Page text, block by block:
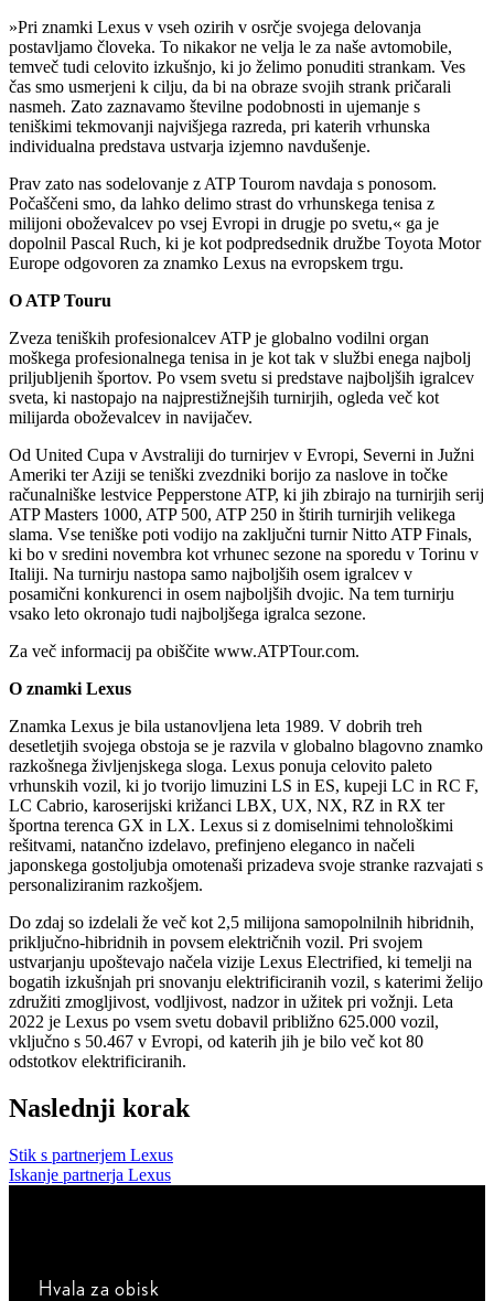
»Pri znamki Lexus v vseh ozirih v osrčje svojega delovanja
postavljamo človeka. To nikakor ne velja le za naše avtomobile,
temveč tudi celovito izkušnjo, ki jo želimo ponuditi strankam. Ves
čas smo usmerjeni k cilju, da bi na obraze svojih strank pričarali
nasmeh. Zato zaznavamo številne podobnosti in ujemanje s
teniškimi tekmovanji najvišjega razreda, pri katerih vrhunska
individualna predstava ustvarja izjemno navdušenje.
Prav zato nas sodelovanje z ATP Tourom navdaja s ponosom.
Počaščeni smo, da lahko delimo strast do vrhunskega tenisa z
milijoni oboževalcev po vsej Evropi in drugje po svetu,« ga je
dopolnil Pascal Ruch, ki je kot podpredsednik družbe Toyota Motor
Europe odgovoren za znamko Lexus na evropskem trgu.
O ATP Touru
Zveza teniških profesionalcev ATP je globalno vodilni organ
moškega profesionalnega tenisa in je kot tak v službi enega najbolj
priljubljenih športov. Po vsem svetu si predstave najboljših igralcev
sveta, ki nastopajo na najprestižnejših turnirjih, ogleda več kot
milijarda oboževalcev in navijačev.
Od United Cupa v Avstraliji do turnirjev v Evropi, Severni in Južni
Ameriki ter Aziji se teniški zvezdniki borijo za naslove in točke
računalniške lestvice Pepperstone ATP, ki jih zbirajo na turnirjih serij
ATP Masters 1000, ATP 500, ATP 250 in štirih turnirjih velikega
slama. Vse teniške poti vodijo na zaključni turnir Nitto ATP Finals,
ki bo v sredini novembra kot vrhunec sezone na sporedu v Torinu v
Italiji. Na turnirju nastopa samo najboljših osem igralcev v
posamični konkurenci in osem najboljših dvojic. Na tem turnirju
vsako leto okronajo tudi najboljšega igralca sezone.
Za več informacij pa obiščite www.ATPTour.com.
O znamki Lexus
Znamka Lexus je bila ustanovljena leta 1989. V dobrih treh
desetletjih svojega obstoja se je razvila v globalno blagovno znamko
razkošnega življenjskega sloga. Lexus ponuja celovito paleto
vrhunskih vozil, ki jo tvorijo limuzini LS in ES, kupeji LC in RC F,
LC Cabrio, karoserijski križanci LBX, UX, NX, RZ in RX ter
športna terenca GX in LX. Lexus si z domiselnimi tehnološkimi
rešitvami, natančno izdelavo, prefinjeno eleganco in načeli
japonskega gostoljubja omotenaši prizadeva svoje stranke razvajati s
personaliziranim razkošjem.
Do zdaj so izdelali že več kot 2,5 milijona samopolnilnih hibridnih,
priključno-hibridnih in povsem električnih vozil. Pri svojem
ustvarjanju upoštevajo načela vizije Lexus Electrified, ki temelji na
bogatih izkušnjah pri snovanju elektrificiranih vozil, s katerimi želijo
združiti zmogljivost, vodljivost, nadzor in užitek pri vožnji. Leta
2022 je Lexus po vsem svetu dobavil približno 625.000 vozil,
vključno s 50.467 v Evropi, od katerih jih je bilo več kot 80
odstotkov elektrificiranih.
Naslednji korak
Stik s partnerjem Lexus
Iskanje partnerja Lexus
Hvala za obisk